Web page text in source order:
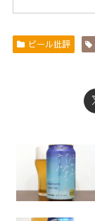
ビール批評